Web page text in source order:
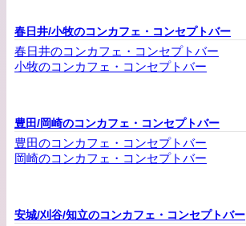
春日井/小牧のコンカフェ・コンセプトバー
春日井のコンカフェ・コンセプトバー
小牧のコンカフェ・コンセプトバー
豊田/岡崎のコンカフェ・コンセプトバー
豊田のコンカフェ・コンセプトバー
岡崎のコンカフェ・コンセプトバー
安城/刈谷/知立のコンカフェ・コンセプトバー